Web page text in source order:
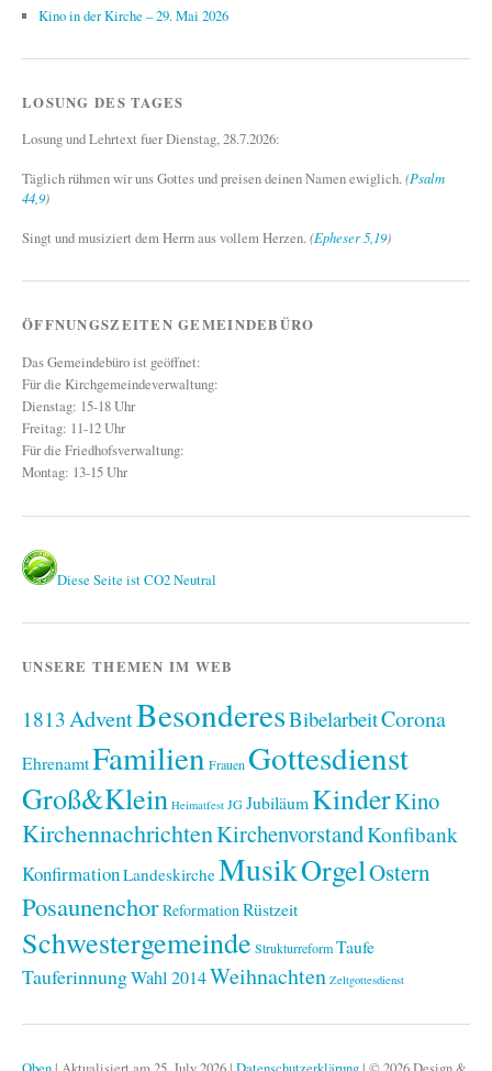
Kino in der Kirche – 29. Mai 2026
LOSUNG DES TAGES
Losung und Lehrtext fuer Dienstag, 28.7.2026:
Täglich rühmen wir uns Gottes und preisen deinen Namen ewiglich.(Psalm
44,9)
Singt und musiziert dem Herrn aus vollem Herzen.(Epheser 5,19)
ÖFFNUNGSZEITEN GEMEINDEBÜRO
Das Gemeindebüro ist geöffnet:
Für die Kirchgemeindeverwaltung:
Dienstag: 15-18 Uhr
Freitag: 11-12 Uhr
Für die Friedhofsverwaltung:
Montag: 13-15 Uhr
Diese Seite ist CO2 Neutral
UNSERE THEMEN IM WEB
1813AdventBesonderesBibelarbeitCorona
EhrenamtFamilien Frauen Gottesdienst
Groß&Klein Heimatfest JGJubiläumKinderKino
KirchennachrichtenKirchenvorstandKonfibank
KonfirmationLandeskircheMusikOrgelOstern
PosaunenchorReformationRüstzeit
Schwestergemeinde StrukturreformTaufe
TauferinnungWahl 2014Weihnachten Zeltgottesdienst